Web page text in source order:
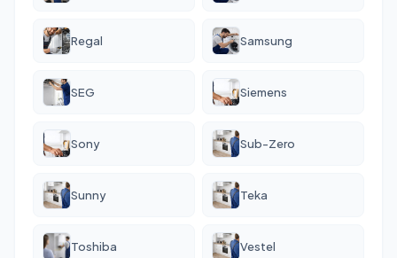
Regal Samsung
SEG Siemens
Sony Sub-Zero
Sunny Teka
Toshiba Vestel